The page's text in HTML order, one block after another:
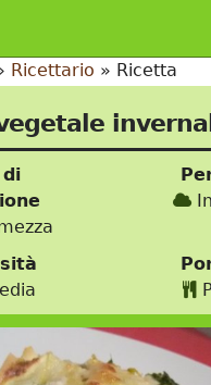
Ricettario » Ricetta
di